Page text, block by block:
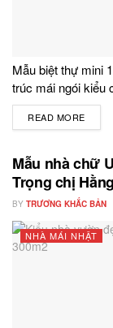
Mẫu biệt thự mini
trúc mái ngói kiểu
READ MORE
Mẫu nhà chữ
Trọng chị Hằng
BY TRƯƠNG KHẮC BẢN
NHÀ MÁI NHẬT